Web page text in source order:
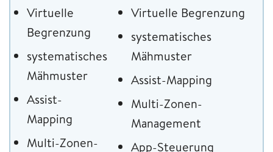
Virtuelle
Begrenzung
systematisches
Mähmuster
Assist-
Mapping
Multi-Zonen-
Virtuelle Begrenzung
systematisches
Mähmuster
Assist-Mapping
Multi-Zonen-
Management
App-Steuerung